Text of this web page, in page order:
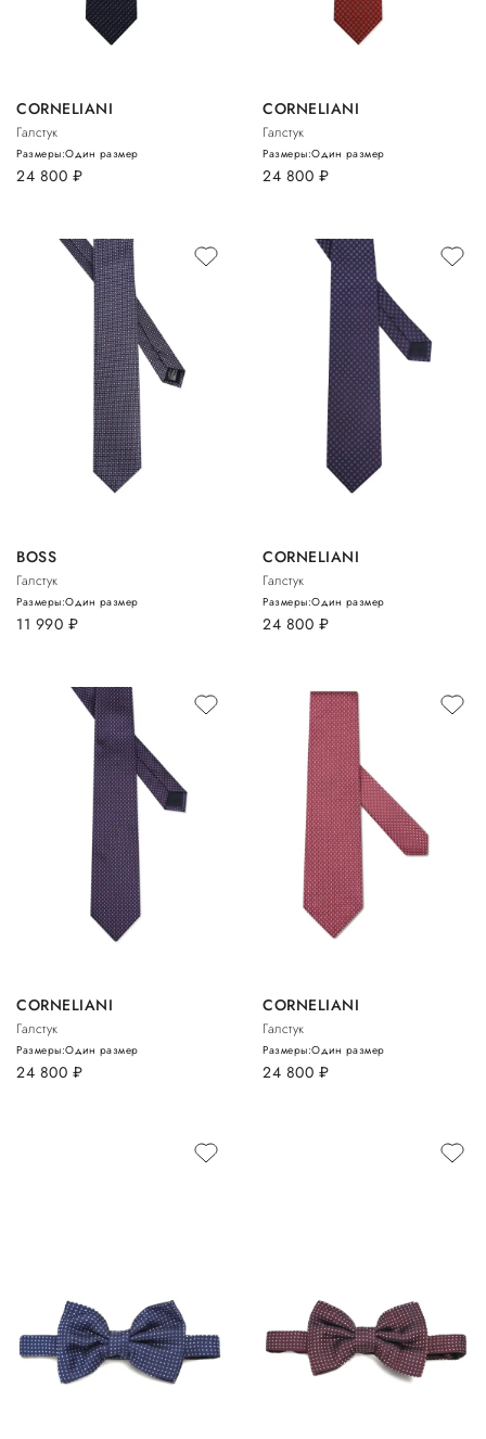
CORNELIANI
Галстук
24 800 руб.
Размеры:Один размер
CORNELIANI
Галстук
24 800 руб.
Размеры:Один размер
BOSS
Галстук
11 990 руб.
Размеры:Один размер
CORNELIANI
Галстук
24 800 руб.
Размеры:Один размер
CORNELIANI
Галстук
24 800 руб.
Размеры:Один размер
CORNELIANI
Галстук
24 800 руб.
Размеры:Один размер